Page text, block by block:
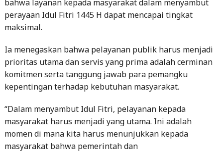
bahwa layanan kepada masyarakat dalam menyambut
perayaan Idul Fitri 1445 H dapat mencapai tingkat
maksimal.
Ia menegaskan bahwa pelayanan publik harus menjadi
prioritas utama dan servis yang prima adalah cerminan
komitmen serta tanggung jawab para pemangku
kepentingan terhadap kebutuhan masyarakat.
“Dalam menyambut Idul Fitri, pelayanan kepada
masyarakat harus menjadi yang utama. Ini adalah
momen di mana kita harus menunjukkan kepada
masyarakat bahwa pemerintah dan